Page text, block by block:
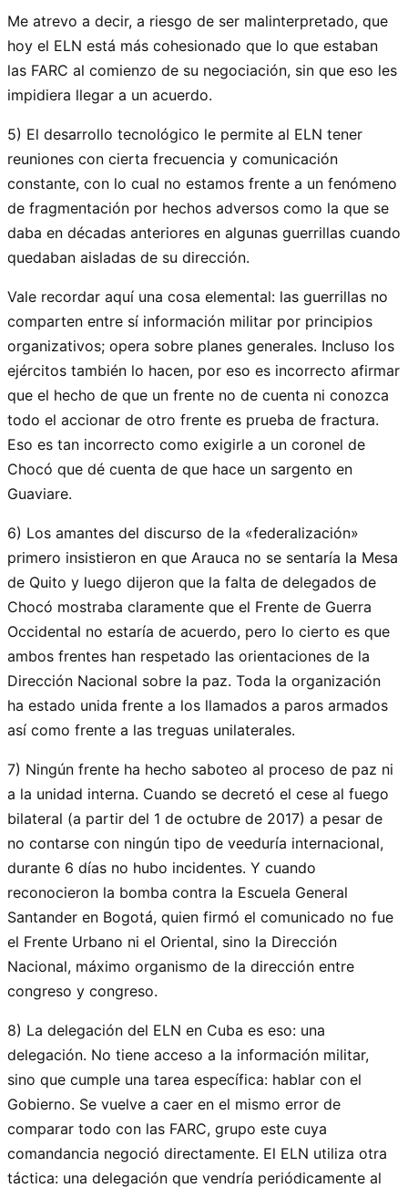
Me atrevo a decir, a riesgo de ser malinterpretado, que
hoy el ELN está más cohesionado que lo que estaban
las FARC al comienzo de su negociación, sin que eso les
impidiera llegar a un acuerdo.
5) El desarrollo tecnológico le permite al ELN tener
reuniones con cierta frecuencia y comunicación
constante, con lo cual no estamos frente a un fenómeno
de fragmentación por hechos adversos como la que se
daba en décadas anteriores en algunas guerrillas cuando
quedaban aisladas de su dirección.
Vale recordar aquí una cosa elemental: las guerrillas no
comparten entre sí información militar por principios
organizativos; opera sobre planes generales. Incluso los
ejércitos también lo hacen, por eso es incorrecto afirmar
que el hecho de que un frente no de cuenta ni conozca
todo el accionar de otro frente es prueba de fractura.
Eso es tan incorrecto como exigirle a un coronel de
Chocó que dé cuenta de que hace un sargento en
Guaviare.
6) Los amantes del discurso de la «federalización»
primero insistieron en que Arauca no se sentaría la Mesa
de Quito y luego dijeron que la falta de delegados de
Chocó mostraba claramente que el Frente de Guerra
Occidental no estaría de acuerdo, pero lo cierto es que
ambos frentes han respetado las orientaciones de la
Dirección Nacional sobre la paz. Toda la organización
ha estado unida frente a los llamados a paros armados
así como frente a las treguas unilaterales.
7) Ningún frente ha hecho saboteo al proceso de paz ni
a la unidad interna. Cuando se decretó el cese al fuego
bilateral (a partir del 1 de octubre de 2017) a pesar de
no contarse con ningún tipo de veeduría internacional,
durante 6 días no hubo incidentes. Y cuando
reconocieron la bomba contra la Escuela General
Santander en Bogotá, quien firmó el comunicado no fue
el Frente Urbano ni el Oriental, sino la Dirección
Nacional, máximo organismo de la dirección entre
congreso y congreso.
8) La delegación del ELN en Cuba es eso: una
delegación. No tiene acceso a la información militar,
sino que cumple una tarea específica: hablar con el
Gobierno. Se vuelve a caer en el mismo error de
comparar todo con las FARC, grupo este cuya
comandancia negoció directamente. El ELN utiliza otra
táctica: una delegación que vendría periódicamente al